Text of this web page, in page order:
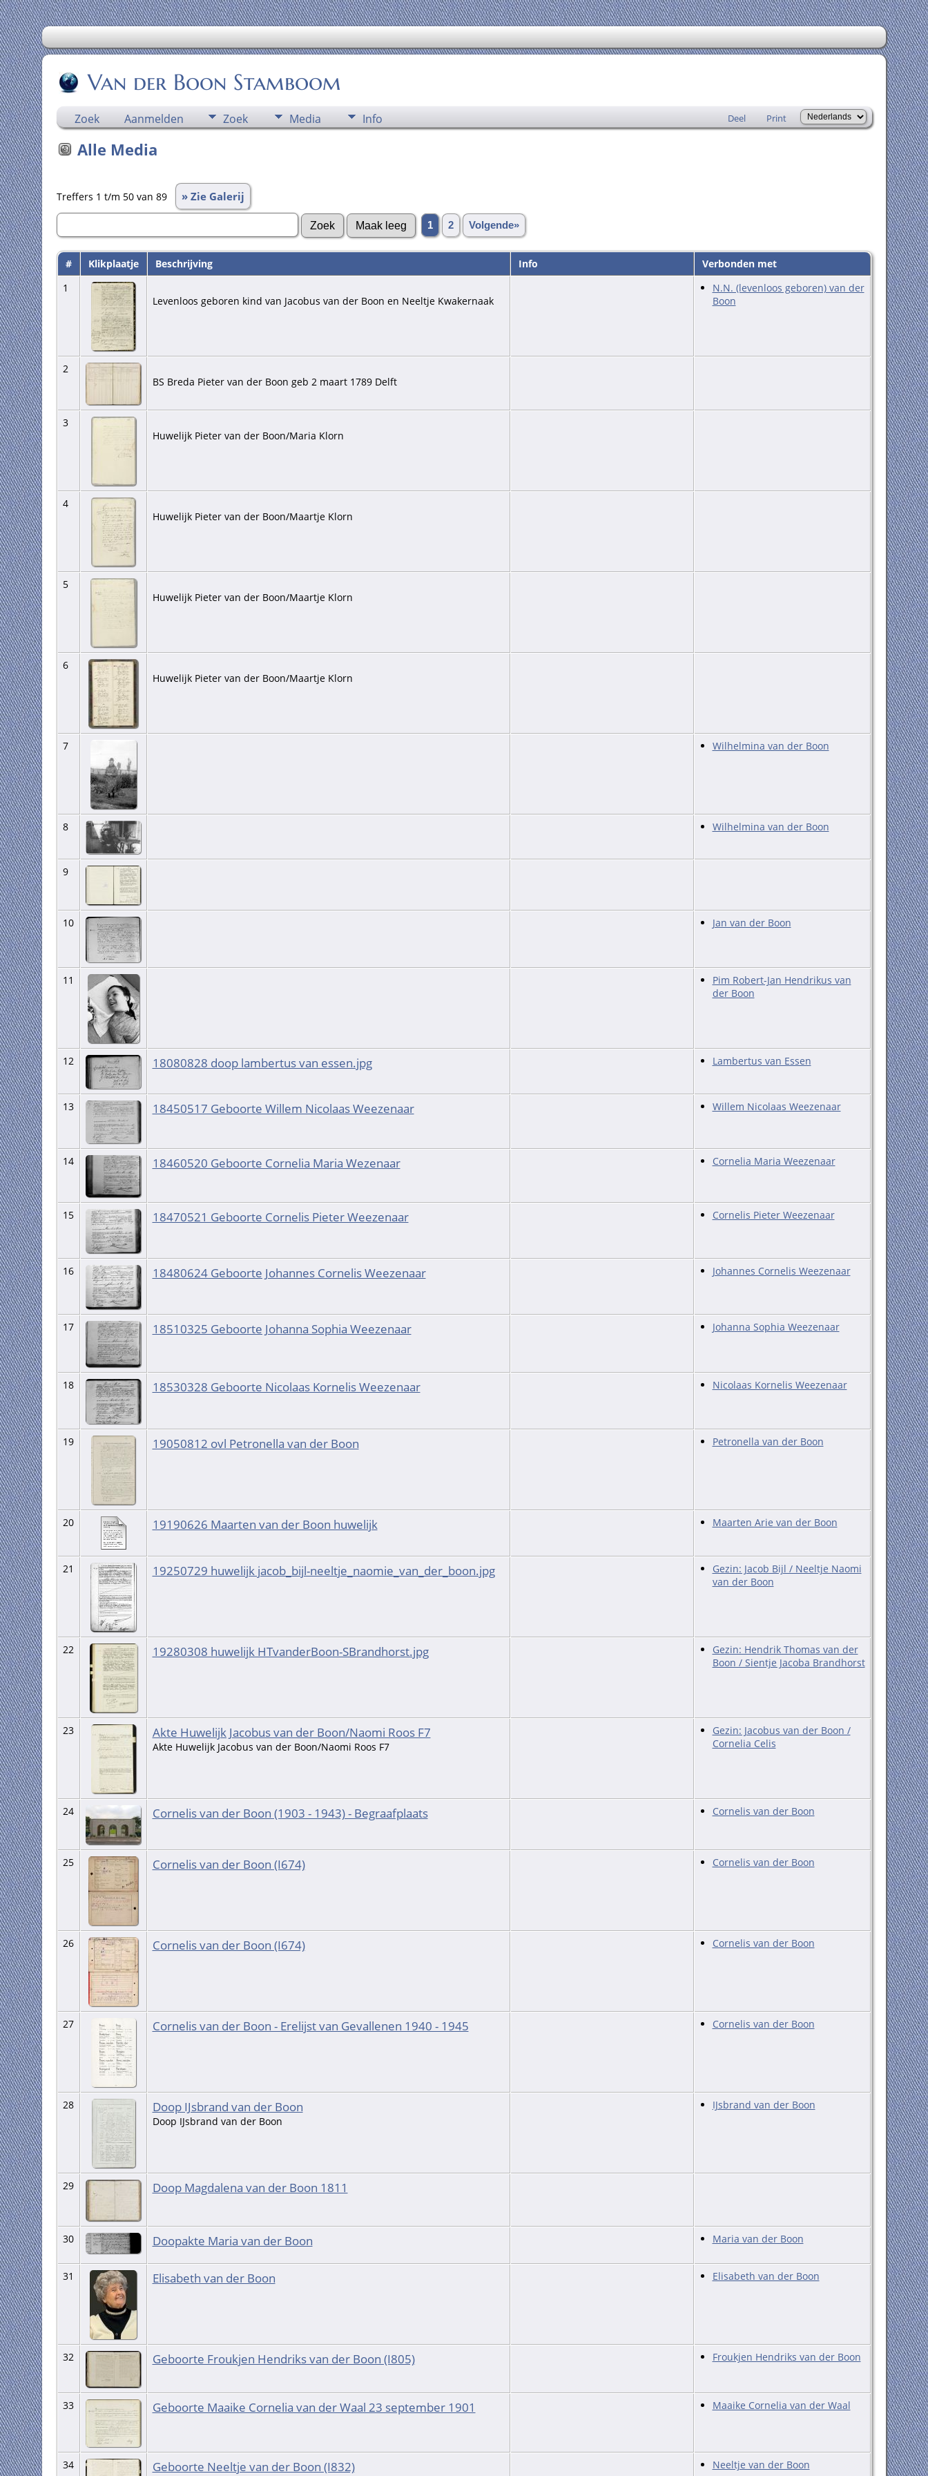
Van der Boon Stamboom
Zoek Aanmelden Zoek Media Info Deel Print
Alle Media
Treffers 1 t/m 50 van 89 » Zie Galerij
1 2 Volgende»
# Klikplaatje Beschrijving Info
Verbonden met
1
Levenloos geboren kind van Jacobus van der Boon en Neeltje Kwakernaak
N.N. (levenloos geboren) van der
Boon
2
BS Breda Pieter van der Boon geb 2 maart 1789 Delft
3
Huwelijk Pieter van der Boon/Maria Klorn
4
Huwelijk Pieter van der Boon/Maartje Klorn
5
Huwelijk Pieter van der Boon/Maartje Klorn
6
Huwelijk Pieter van der Boon/Maartje Klorn
7 Wilhelmina van der Boon
8 Wilhelmina van der Boon
9
10 Jan van der Boon
11
Pim Robert-Jan Hendrikus van
der Boon
12 18080828 doop lambertus van essen.jpg Lambertus van Essen
13 18450517 Geboorte Willem Nicolaas Weezenaar Willem Nicolaas Weezenaar
14 18460520 Geboorte Cornelia Maria Wezenaar Cornelia Maria Weezenaar
15 18470521 Geboorte Cornelis Pieter Weezenaar Cornelis Pieter Weezenaar
16 18480624 Geboorte Johannes Cornelis Weezenaar Johannes Cornelis Weezenaar
17 18510325 Geboorte Johanna Sophia Weezenaar Johanna Sophia Weezenaar
18 18530328 Geboorte Nicolaas Kornelis Weezenaar Nicolaas Kornelis Weezenaar
19 19050812 ovl Petronella van der Boon Petronella van der Boon
20 19190626 Maarten van der Boon huwelijk Maarten Arie van der Boon
21 19250729 huwelijk jacob_bijl-neeltje_naomie_van_der_boon.jpg
Gezin: Jacob Bijl / Neeltje Naomi
van der Boon
22 19280308 huwelijk HTvanderBoon-SBrandhorst.jpg
Gezin: Hendrik Thomas van der
Boon / Sientje Jacoba Brandhorst
23 Akte Huwelijk Jacobus van der Boon/Naomi Roos F7
Akte Huwelijk Jacobus van der Boon/Naomi Roos F7
Gezin: Jacobus van der Boon /
Cornelia Celis
24 Cornelis van der Boon (1903 - 1943) - Begraafplaats Cornelis van der Boon
25 Cornelis van der Boon (I674) Cornelis van der Boon
26 Cornelis van der Boon (I674) Cornelis van der Boon
27 Cornelis van der Boon - Erelijst van Gevallenen 1940 - 1945 Cornelis van der Boon
28 Doop IJsbrand van der Boon
Doop IJsbrand van der Boon
IJsbrand van der Boon
29 Doop Magdalena van der Boon 1811
30 Doopakte Maria van der Boon Maria van der Boon
31 Elisabeth van der Boon Elisabeth van der Boon
32 Geboorte Froukjen Hendriks van der Boon (I805) Froukjen Hendriks van der Boon
33 Geboorte Maaike Cornelia van der Waal 23 september 1901 Maaike Cornelia van der Waal
34 Geboorte Neeltje van der Boon (I832) Neeltje van der Boon